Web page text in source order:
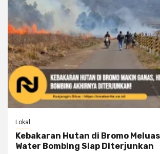
Lokal
Kebakaran Hutan di Bromo
Water Bombing Siap Diterjunkan